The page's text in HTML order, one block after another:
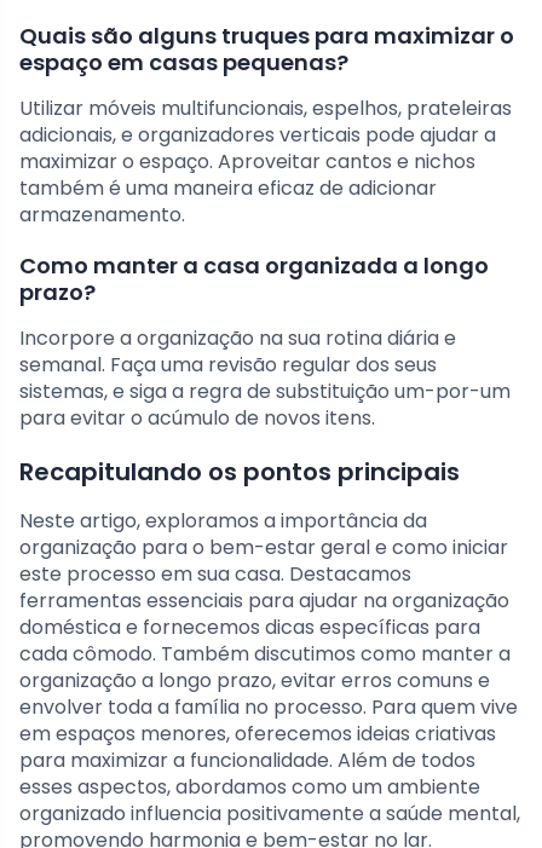
Quais são alguns truques para maximizar o
espaço em casas pequenas?
Utilizar móveis multifuncionais, espelhos, prateleiras
adicionais, e organizadores verticais pode ajudar a
maximizar o espaço. Aproveitar cantos e nichos
também é uma maneira eficaz de adicionar
armazenamento.
Como manter a casa organizada a longo
prazo?
Incorpore a organização na sua rotina diária e
semanal. Faça uma revisão regular dos seus
sistemas, e siga a regra de substituição um-por-um
para evitar o acúmulo de novos itens.
Recapitulando os pontos principais
Neste artigo, exploramos a importância da
organização para o bem-estar geral e como iniciar
este processo em sua casa. Destacamos
ferramentas essenciais para ajudar na organização
doméstica e fornecemos dicas específicas para
cada cômodo. Também discutimos como manter a
organização a longo prazo, evitar erros comuns e
envolver toda a família no processo. Para quem vive
em espaços menores, oferecemos ideias criativas
para maximizar a funcionalidade. Além de todos
esses aspectos, abordamos como um ambiente
organizado influencia positivamente a saúde mental,
promovendo harmonia e bem-estar no lar.